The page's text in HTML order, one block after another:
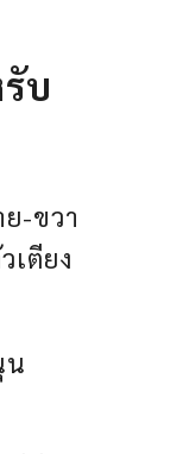
บ
-ขวา
เตียง
น